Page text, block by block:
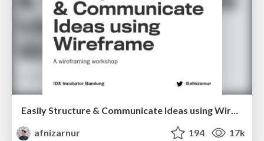
Easily Structure & Communicate Ideas using Wireframe
afnizarnur
194 17k